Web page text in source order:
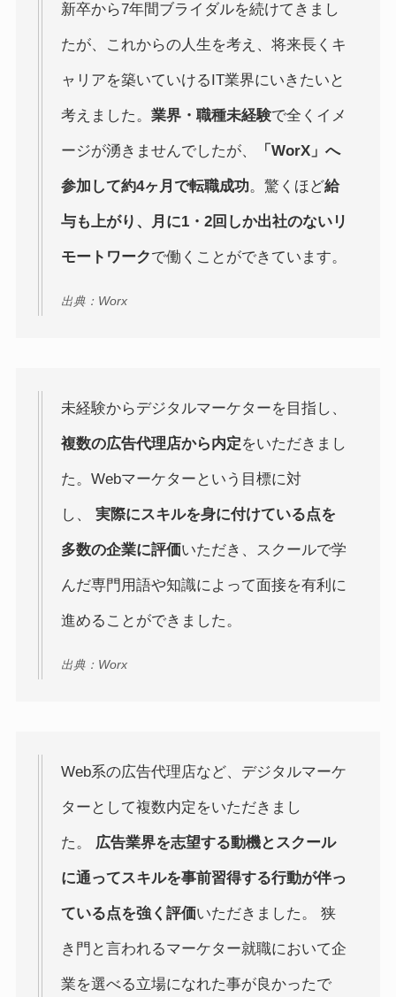
新卒から7年間ブライダルを続けてきまし
たが、これからの人生を考え、将来長くキ
ャリアを築いていけるIT業界にいきたいと
考えました。 業界・職種未経験で全くイメ
ージが湧きませんでしたが、 「WorX」へ
参加して約4ヶ月で転職成功。驚くほど給
与も上がり、月に1・2回しか出社のないリ
モートワークで働くことができています。
出典：Worx
未経験からデジタルマーケターを目指し、
複数の広告代理店から内定をいただきまし
た。Webマーケターという目標に対
し、 実際にスキルを身に付けている点を
多数の企業に評価いただき、スクールで学
んだ専門用語や知識によって面接を有利に
進めることができました。
出典：Worx
Web系の広告代理店など、デジタルマーケ
ターとして複数内定をいただきまし
た。 広告業界を志望する動機とスクール
に通ってスキルを事前習得する行動が伴っ
ている点を強く評価いただきました。 狭
き門と言われるマーケター就職において企
業を選べる立場になれた事が良かったで